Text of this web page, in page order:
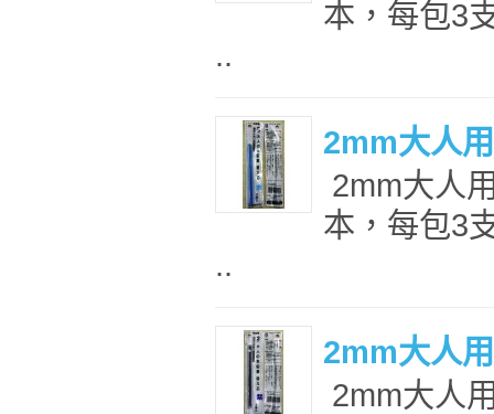
本，每包3
..
2mm大人
2mm大人
本，每包3
..
2mm大人
2mm大人